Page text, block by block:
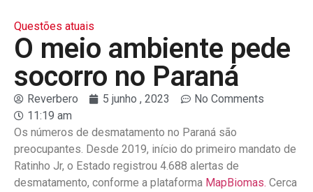
Questões atuais
O meio ambiente pede
socorro no Paraná
Reverbero 5 junho , 2023
No Comments
11:19 am
Os números de desmatamento no Paraná são
preocupantes. Desde 2019, início do primeiro mandato de
Ratinho Jr, o Estado registrou 4.688 alertas de
desmatamento, conforme a plataforma MapBiomas. Cerca